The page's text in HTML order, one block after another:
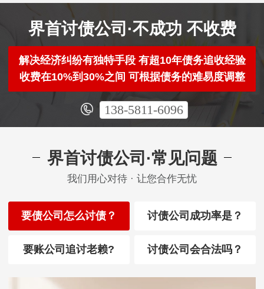
界首讨债公司·不成功 不收费
解决经济纠纷有独特手段 有超10年债务追收经验
收费在10%到30%之间 可根据债务的难易度调整
138-5811-6096
界首讨债公司·常见问题
我们用心对待 · 让您合作无忧
要债公司怎么讨债？ 讨债公司成功率是？
要账公司追讨老赖? 讨债公司会合法吗？